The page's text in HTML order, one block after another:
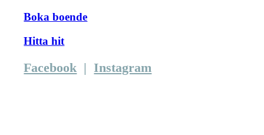
Boka boende
Hitta hit
Facebook |Instagram